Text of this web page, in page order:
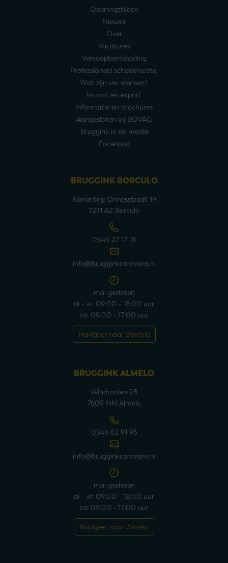
Openingstijden
Nieuws
Over
Vacatures
Verkoopbemiddeling
Professioneel schadeherstel
Wat zijn uw wensen?
Import en export
Informatie en brochures
Aangesloten bij BOVAG
Bruggink in de media
Facebook
BRUGGINK BORCULO
Kamerling Onnesstraat 19
7271 AZ Borculo
0545 27 17 18
info@brugginkcaravans.nl
ma: gesloten
di - vr: 09:00 - 18:00 uur
za: 09:00 - 17:00 uur
Navigeer naar Borculo
BRUGGINK ALMELO
Windmolen 28
7609 NN Almelo
0546 82 91 93
info@brugginkcaravans.nl
ma: gesloten
di - vr: 09:00 - 18:00 uur
za: 09:00 - 17:00 uur
Navigeer naar Almelo